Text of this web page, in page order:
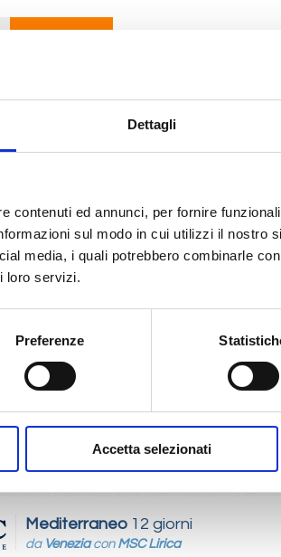
Dettagli
contenuti ed annunci, per fornire
sul modo in cui utilizzi il nostro
media, i quali potrebbero combinarle
loro servizi.
Preferenze
Accetta selezionati
10 giorni
Corfu, Bari, Trieste, Split croatia, Pireo,
daSplit croatia
Katakolon, Heraklion (iraklion), Rodi, Limassol,
27/12/2026
Mediterraneo 12 giorni
da Veneziacon MSC Lirica